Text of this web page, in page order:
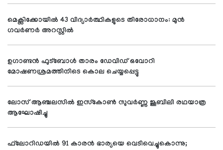
മെക്സിക്കോയില്‍ 43 വിദ്യാര്‍ത്ഥികളുടെ തിരോധാനം: മുന്‍
ഗവര്‍ണര്‍ അറസ്റ്റില്‍
ഉഗാണ്ടന്‍ ഫുട്‌ബോള്‍ താരം ഡേവിഡ് ഒവോറി
മോഷണശ്രമത്തിനിടെ കൊല ചെയ്യപ്പെട്ടു
ലോസ് ആഞ്ചലസില്‍ ഇസ്‌കോണ്‍ സുവര്‍ണ്ണ ജൂബിലി രഥയാത്ര
ആഘോഷിച്ചു
ഫ്‌ലോറിഡയില്‍ 91 കാരന്‍ ഭാര്യയെ വെടിവെച്ചുകൊന്നു;